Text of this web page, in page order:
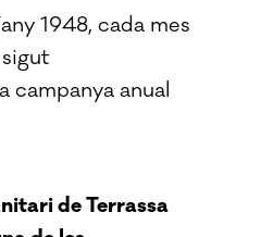
1948, cada mes
campanya anual
de Terrassa